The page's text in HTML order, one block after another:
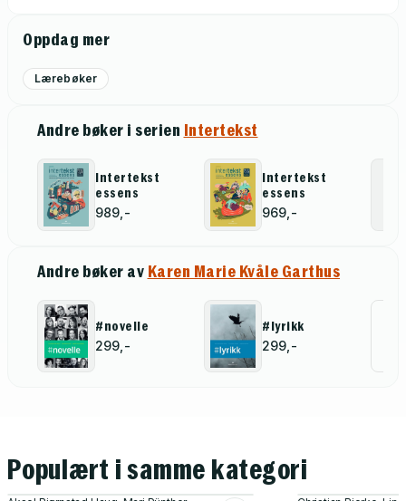
Oppdag mer
Lærebøker
Andre bøker i serien Intertekst
Intertekst
essens
989,-
Intertekst
essens
969,-
Andre bøker av Karen Marie Kvåle Garthus
#novelle
299,-
#lyrikk
299,-
Populært i samme kategori